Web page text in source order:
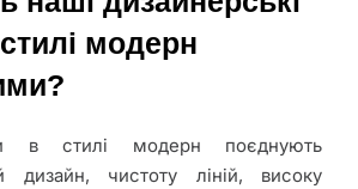
модерн
в стилі модерн поєднують
дизайн, чистоту ліній, високу